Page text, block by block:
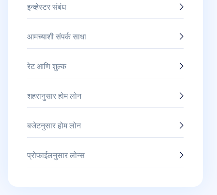
इन्व्हेस्टर संबंध
आमच्याशी संपर्क साधा
रेट आणि शुल्क
शहरानुसार होम लोन
बजेटनुसार होम लोन
प्रोफाईलनुसार लोन्स